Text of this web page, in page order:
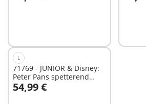
L
71769 - JUNIOR & Disney:
Peter Pans spetterend
piratenschip
54,99 €
In winkelwagen